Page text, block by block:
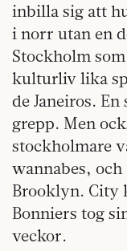
inbilla sig att
i norr utan en
Stockholm
kulturliv lika
de Janeiros.
grepp. Men
stockholmare
wannabes,
Brooklyn. City
Bonniers tog
veckor.